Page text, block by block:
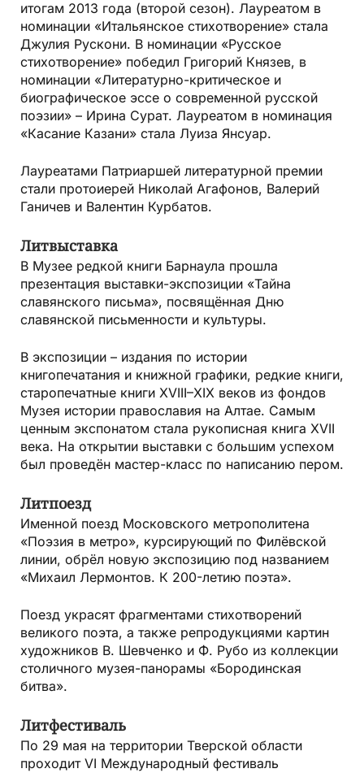
итогам 2013 года (второй сезон). Лауреатом в
номинации «Итальянское стихотворение» стала
Джулия Рускони. В номинации «Русское
стихотворение» победил Григорий Князев, в
номинации «Литературно-критическое и
биографическое эссе о современной русской
поэзии» – Ирина Сурат. Лау­реатом в номинация
«Касание Казани» стала Луиза Янсуар.
Лауреатами Патриаршей литературной премии
стали протоиерей Николай Агафонов, Валерий
Ганичев и Валентин Курбатов.
Литвыставка
В Музее редкой книги Барнаула прошла
презентация выставки-экспозиции «Тайна
славянского письма», посвящённая Дню
славянской письменности и культуры.
В экспозиции – издания по истории
книгопечатания и книжной графики, редкие книги,
старопечатные книги XVIII–XIX веков из фондов
Музея истории православия на Алтае. Самым
ценным экспонатом стала рукописная книга XVII
века. На открытии выставки с большим успехом
был проведён мастер-класс по написанию пером.
Литпоезд
Именной поезд Московского метрополитена
«Поэзия в метро», курсирующий по Филёвской
линии, обрёл новую экспозицию под названием
«Михаил Лермонтов. К 200-летию поэта».
Поезд украсят фрагментами стихотворений
великого поэта, а также репродукциями картин
художников В. Шевченко и Ф. Рубо из коллекции
столичного музея-панорамы «Бородинская
битва».
Литфестиваль
По 29 мая на территории Тверской области
проходит VI Международный фестиваль